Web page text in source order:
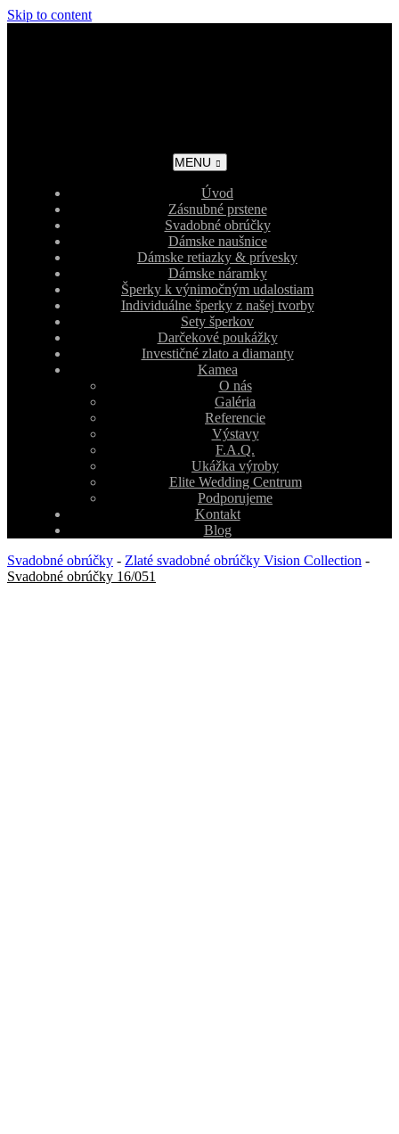
Skip to content
MENU
Úvod
Zásnubné prstene
Svadobné obrúčky
Dámske naušnice
Dámske retiazky & prívesky
Dámske náramky
Šperky k výnimočným udalostiam
Individuálne šperky z našej tvorby
Sety šperkov
Darčekové poukážky
Investičné zlato a diamanty
Kamea
O nás
Galéria
Referencie
Výstavy
F.A.Q.
Ukážka výroby
Elite Wedding Centrum
Podporujeme
Kontakt
Blog
Svadobné obrúčky - Zlaté svadobné obrúčky Vision Collection -
Svadobné obrúčky 16/051